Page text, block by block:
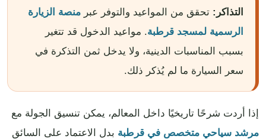
التذاكر: تحقق من المواعيد والتوفر عبر منصة الزيارة
الرسمية لمسجد قرطبة. مواعيد الدخول قد تتغير
بسبب المناسبات الدينية، ولا يدخل ثمن التذكرة في
سعر السيارة ما لم يُذكر ذلك.
إذا أردت شرحًا تاريخيًا داخل المعالم، يمكن تنسيق الجولة مع
مرشد سياحي متخصص في قرطبة بدل الاعتماد على السائق